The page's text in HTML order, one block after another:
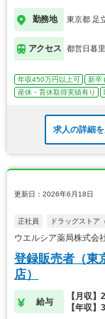
勤務地 東京都 足
アクセス 都営日暮
年収450万円以上可 新卒
産休・育休取得実績有り
求人の詳細
更新日：2026年6月18日
正社員 ドラッグストア
ウエルシア薬局株式会
登録販売者（東
店）
給与
【月収
【年収